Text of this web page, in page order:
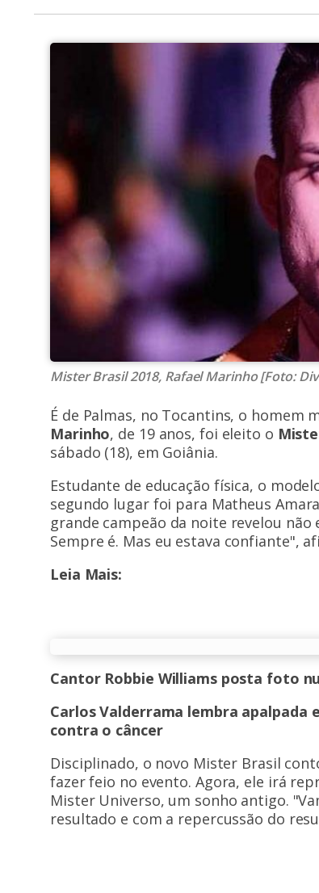
Mister Brasil 2018, Rafael Marinho [Foto:
É de Palmas, no Tocantins, o homem
Marinho, de 19 anos, foi eleito o
sábado (18), em Goiânia.
Estudante de educação física, o
segundo lugar foi para Matheus
grande campeão da noite revelou
Sempre é. Mas eu estava confiante",
Leia Mais:
Cantor Robbie Williams posta foto
Carlos Valderrama lembra apalpada
contra o câncer
Disciplinado, o novo Mister Brasil
fazer feio no evento. Agora, ele irá
Mister Universo, um sonho antigo.
resultado e com a repercussão do